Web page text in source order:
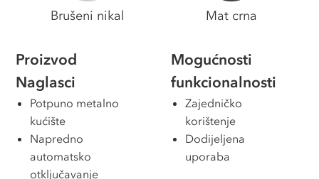
Proizvod
Naglasci
Potpuno metalno
kućište
Napredno
automatsko
otključavanje
Mogućnosti
funkcionalnosti
Zajedničko
korištenje
Dodijeljena
uporaba
Brušeni nikal Mat crna